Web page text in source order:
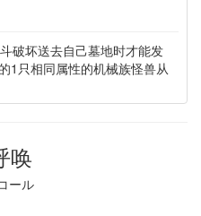
破坏送去自己墓地时才能发
1只相同属性的机械族怪兽从
唤
ール